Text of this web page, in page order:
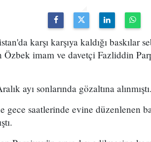
karşı karşıya kaldığı baskılar
imam ve davetçi Fazliddin
ayı sonlarında gözaltına alınmıştı.
saatlerinde evine düzenlenen